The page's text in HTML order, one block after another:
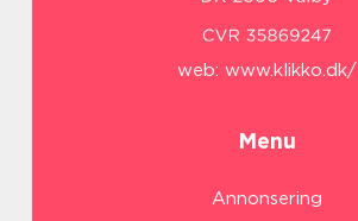
web: www.klikko.dk/
Menu
Annonsering